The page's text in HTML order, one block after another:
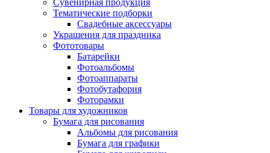
Сувенирная продукция
Тематические подборки
Свадебные аксессуары
Украшения для праздника
Фототовары
Батарейки
Фотоальбомы
Фотоаппараты
Фотобутафория
Фоторамки
Товары для художников
Бумага для рисования
Альбомы для рисования
Бумага для графики